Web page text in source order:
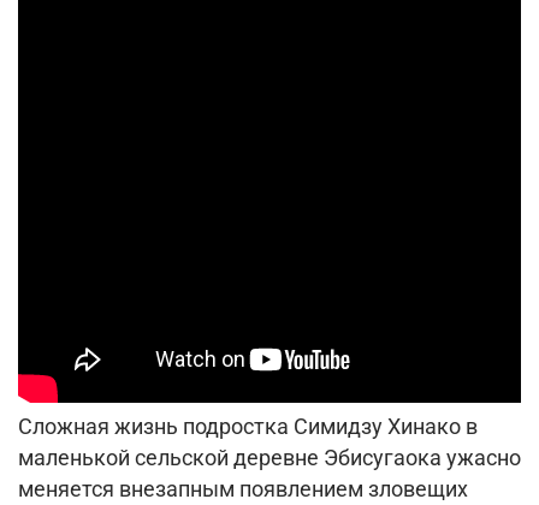
Сложная жизнь подростка Симидзу Хинако в
маленькой сельской деревне Эбисугаока ужасно
меняется внезапным появлением зловещих